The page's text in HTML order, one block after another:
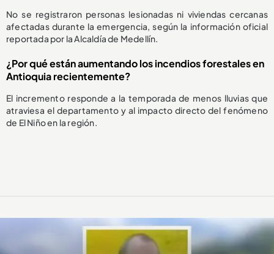
No se registraron personas lesionadas ni viviendas cercanas
afectadas durante la emergencia, según la información oficial
reportada por la Alcaldía de Medellín.
¿Por qué están aumentando los incendios forestales en
Antioquia recientemente?
El incremento responde a la temporada de menos lluvias que
atraviesa el departamento y al impacto directo del fenómeno
de El Niño en la región.